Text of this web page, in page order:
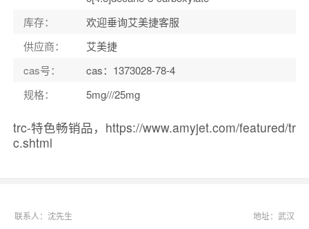
库存：
欢迎垂询艾美捷客服
供应商：
艾美捷
cas号：
cas：1373028-78-4
规格：
5mg///25mg
trc-特色畅销品，https://www.amyjet.com/featured/tr
c.shtml
联系人：沈先生 地址：武汉